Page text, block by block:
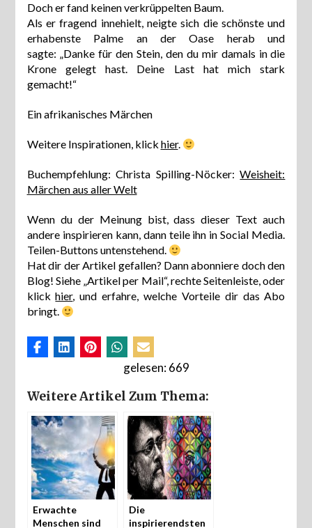
Doch er fand keinen verkrüppelten Baum.
Als er fragend innehielt, neigte sich die schönste und
erhabenste Palme an der Oase herab und
sagte: „Danke für den Stein, den du mir damals in die
Krone gelegt hast. Deine Last hat mich stark
gemacht!“
Ein afrikanisches Märchen
Weitere Inspirationen, klick hier.
Buchempfehlung: Christa Spilling-Nöcker:Weisheit:
Märchen aus aller Welt
Wenn du der Meinung bist, dass dieser Text auch
andere inspirieren kann, dann teile ihn in Social Media.
Teilen-Buttons untenstehend.
Hat dir der Artikel gefallen? Dann abonniere doch den
Blog! Siehe „Artikel per Mail“, rechte Seitenleiste, oder
klickhier, und erfahre, welche Vorteile dir das Abo
bringt.
gelesen: 669
Weitere Artikel Zum Thema:
Erwachte
Menschen sind
Die
inspirierendsten